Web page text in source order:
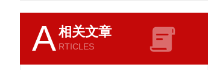
A相关文章
RTICLES